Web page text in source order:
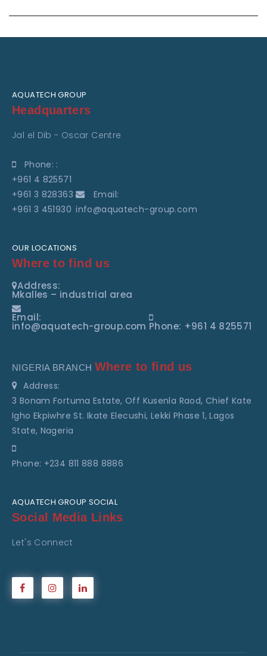
AQUATECH GROUP
Headquarters
Jal el Dib - Oscar Centre
Phone: :
+961 4 825571
+961 3 828363
+961 3 451930
Email:
info@aquatech-group.com
OUR LOCATIONS
Where to find us
Address:
Mkalles – industrial area
Email:
info@aquatech-group.com Phone: +961 4 825571
NIGERIA BRANCH Where to find us
Address:
3 Bonam Fortuma Estate, Off Kusenla Raod, Chief Kate
Igho Ekpiwhre St. Ikate Elecushi, Lekki Phase 1, Lagos
State, Nageria
Phone: +234 811 888 8886
AQUATECH GROUP SOCIAL
Social Media Links
Let's Connect